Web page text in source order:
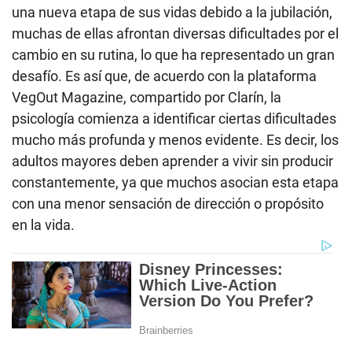
una nueva etapa de sus vidas debido a la jubilación,
muchas de ellas afrontan diversas dificultades por el
cambio en su rutina, lo que ha representado un gran
desafío. Es así que, de acuerdo con la plataforma
VegOut Magazine, compartido por Clarín, la
psicología comienza a identificar ciertas dificultades
mucho más profunda y menos evidente. Es decir, los
adultos mayores deben aprender a vivir sin producir
constantemente, ya que muchos asocian esta etapa
con una menor sensación de dirección o propósito
en la vida.